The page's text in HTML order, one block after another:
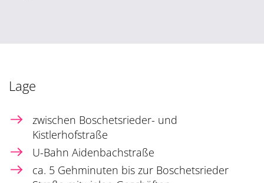
Lage
zwischen Boschetsrieder- und
Kistlerhofstraße
U-Bahn Aidenbachstraße
ca. 5 Gehminuten bis zur Boschetsrieder